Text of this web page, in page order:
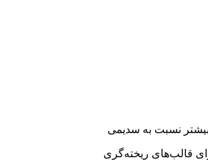
نسبت به سدیمی
قالب‌های ریخته‌گری